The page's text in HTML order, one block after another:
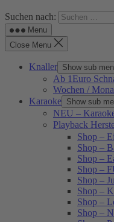
Suchen nach:
Menu
Close Menu
Knaller Show sub
Ab 1Euro
Wochen /
Karaoke Show sub
NEU –
Playback
Shop –
Shop –
Shop –
Shop –
Shop –
Shop –
Shop –
Shop –